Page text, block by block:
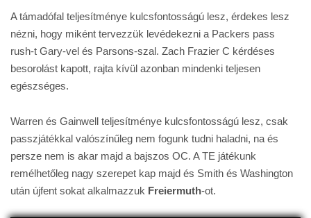
A támadófal teljesítménye kulcsfontosságú lesz, érdekes lesz
nézni, hogy miként tervezzük levédekezni a Packers pass
rush-t Gary-vel és Parsons-szal. Zach Frazier C kérdéses
besorolást kapott, rajta kívül azonban mindenki teljesen
egészséges.
Warren és Gainwell teljesítménye kulcsfontosságú lesz, csak
passzjátékkal valószínűleg nem fogunk tudni haladni, na és
persze nem is akar majd a bajszos OC. A TE játékunk
remélhetőleg nagy szerepet kap majd és Smith és Washington
után újfent sokat alkalmazzuk Freiermuth-ot.